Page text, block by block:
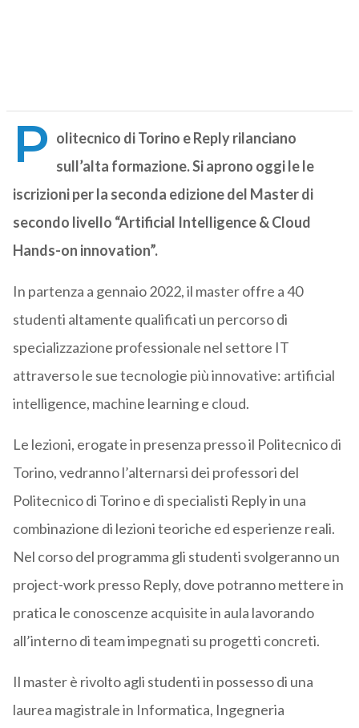
P olitecnico di Torino e Reply rilanciano
sull’alta formazione. Si aprono oggi le le
iscrizioni per la seconda edizione del Master di
secondo livello “Artificial Intelligence & Cloud
Hands-on innovation”.
In partenza a gennaio 2022, il master offre a 40
studenti altamente qualificati un percorso di
specializzazione professionale nel settore IT
attraverso le sue tecnologie più innovative: artificial
intelligence, machine learning e cloud.
Le lezioni, erogate in presenza presso il Politecnico di
Torino, vedranno l’alternarsi dei professori del
Politecnico di Torino e di specialisti Reply in una
combinazione di lezioni teoriche ed esperienze reali.
Nel corso del programma gli studenti svolgeranno un
project-work presso Reply, dove potranno mettere in
pratica le conoscenze acquisite in aula lavorando
all’interno di team impegnati su progetti concreti.
Il master è rivolto agli studenti in possesso di una
laurea magistrale in Informatica, Ingegneria